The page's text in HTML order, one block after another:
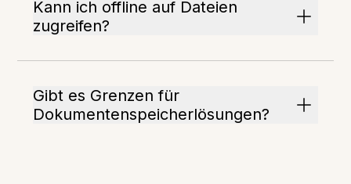
Kann ich offline auf Dateien
zugreifen?
Gibt es Grenzen für
Dokumentenspeicherlösungen?